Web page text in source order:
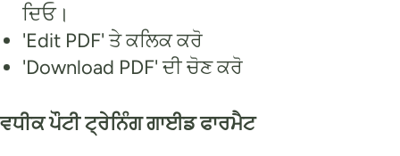
ਦਿਓ।
'Edit PDF' ਤੇ ਕਲਿਕ ਕਰੋ
'Download PDF' ਦੀ ਚੋਣ ਕਰੋ
ਵਧੀਕ ਪੌਟੀ ਟ੍ਰੇਨਿੰਗ ਗਾਈਡ ਫਾਰਮੈਟ